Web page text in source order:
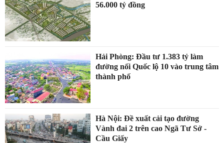
56.000 tỷ đồng
Hải Phòng: Đầu tư 1.383 tỷ làm
đường nối Quốc lộ 10 vào trung tâm
thành phố
Hà Nội: Đề xuất cải tạo đường
Vành đai 2 trên cao Ngã Tư Sở -
Cầu Giấy